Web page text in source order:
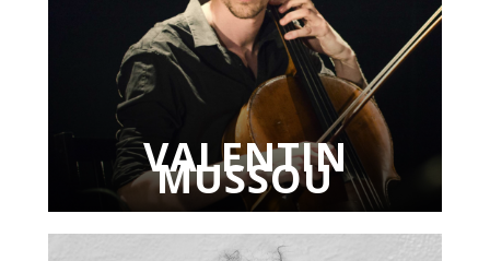
VALENTIN
MUSSOU